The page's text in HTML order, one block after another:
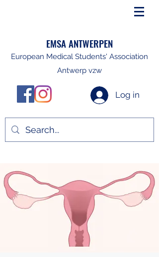
EMSA ANTWERPEN
European Medical Students' Association
Antwerp vzw
Log in